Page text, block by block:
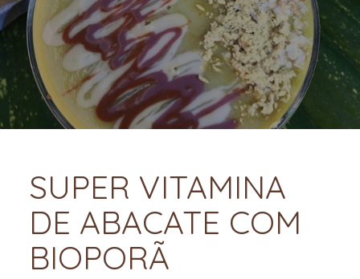
SUPER VITAMINA
DE ABACATE COM
BIOPORÃ